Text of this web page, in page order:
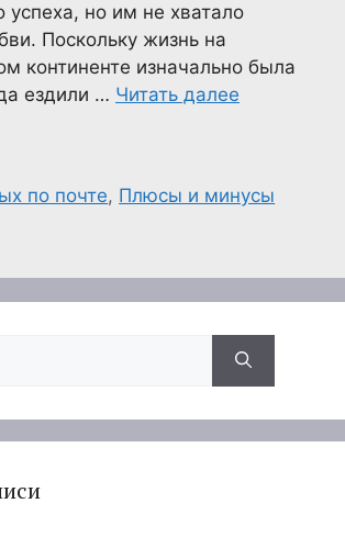
успеха, но им не хватало
Поскольку жизнь на
континенте изначально была
ездили … Читать далее
по почте, Плюсы и минусы